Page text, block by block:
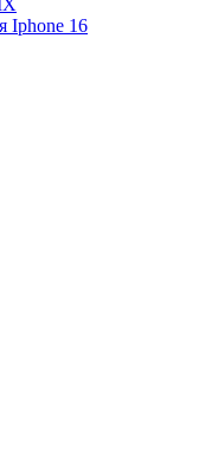
Iphone 16